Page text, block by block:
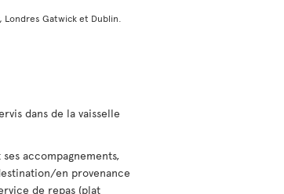
Gatwick et Dublin.
dans de la vaisselle
accompagnements,
en provenance
de repas (plat